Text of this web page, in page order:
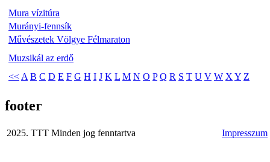
Mura vízitúra
Murányi-fennsík
Művészetek Völgye Félmaraton
Muzsikál az erdő
<< A B C D E F G H I J K L M N O P Q R S T U V W X Y Z
footer
2025. TTT Minden jog fenntartva Impresszum